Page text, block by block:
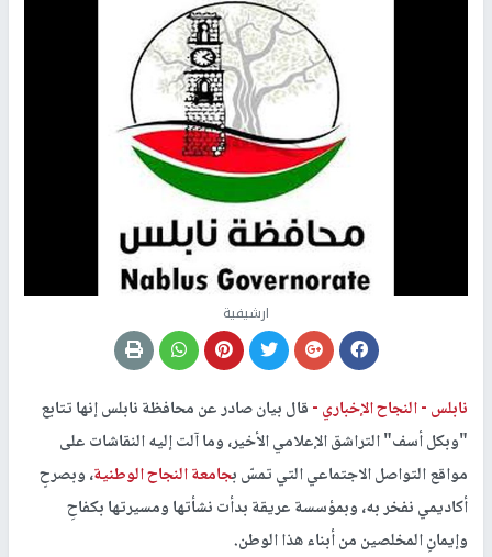
ارشيفية
نابلس -النجاح الإخباري -قال بيان صادر عن محافظة نابلس إنها تتابع
"وبكل أسف" التراشق الإعلامي الأخير، وما آلت إليه النقاشات على
مواقع التواصل الاجتماعي التي تمسّ بجامعة النجاح الوطنية، وبصرحٍ
أكاديمي نفخر به، وبمؤسسة عريقة بدأت نشأتها ومسيرتها بكفاحِ
وإيمانِ المخلصين من أبناء هذا الوطن.